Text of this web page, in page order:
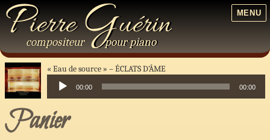
PierreGuérin
compositeur pourpiano
MENU
« Eau de source » ÉCLATS D’ÂME
audio
00:00 00:00
Panier